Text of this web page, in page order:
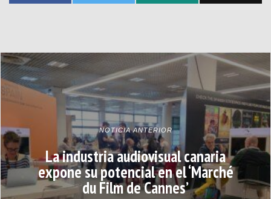
NOTICIA ANTERIOR
La industria audiovisual canaria
expone su potencial en el ‘Marché
du Film de Cannes’